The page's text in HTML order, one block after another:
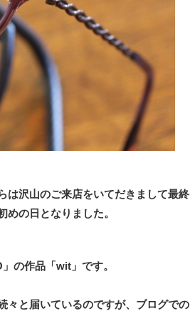
は沢山のご来店をいてだきまして最終
の日となりました。
の作品「wit」です。
々と届いているのですが、ブログでの